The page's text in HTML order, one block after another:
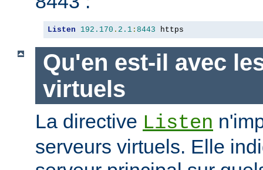
Listen 192.170 . 2.1 : 8443 https
Qu'en est-il avec
virtuels
La directive Listen
serveurs virtuels. Elle